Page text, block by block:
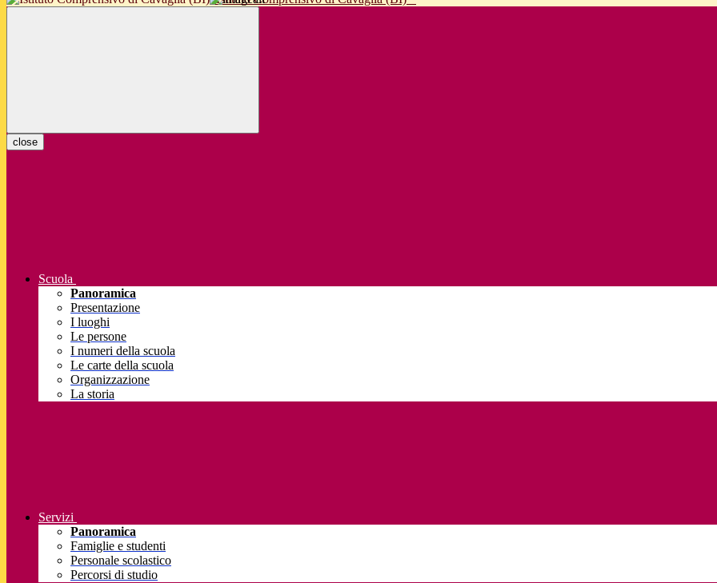
close
Scuola
Panoramica
Presentazione
I luoghi
Le persone
I numeri della scuola
Le carte della scuola
Organizzazione
La storia
Servizi
Panoramica
Famiglie e studenti
Personale scolastico
Percorsi di studio